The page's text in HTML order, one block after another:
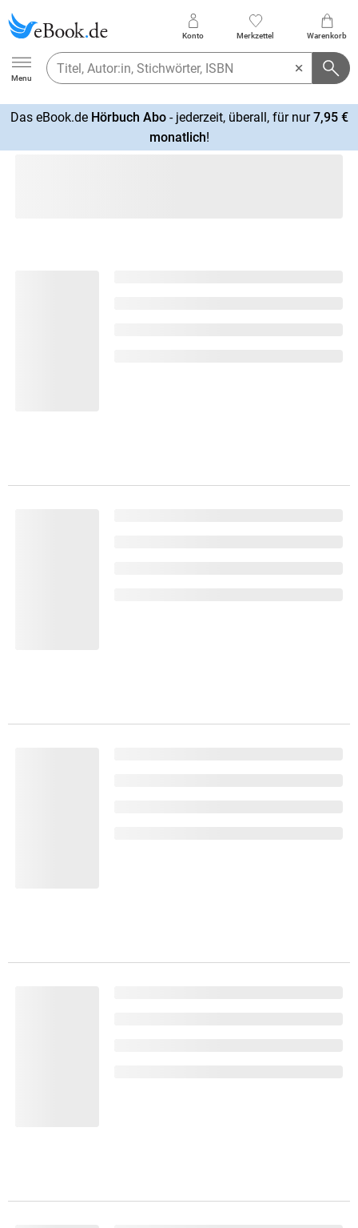
Ebook.de
Menu
Konto Merkzettel Warenkorb
Das eBook.de Hörbuch Abo- jederzeit, überall, für nur7,95 €
monatlich!